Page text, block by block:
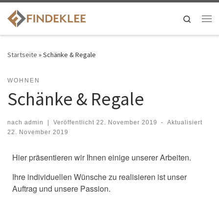
Search
Startseite »Schänke & Regale
WOHNEN
Schänke & Regale
nach admin Veröffentlicht 22. November 2019 -
Aktualisiert
22. November 2019
Hier präsentieren wir Ihnen einige unserer Arbeiten.
Ihre individuellen Wünsche zu realisieren ist unser
Auftrag und unsere Passion.